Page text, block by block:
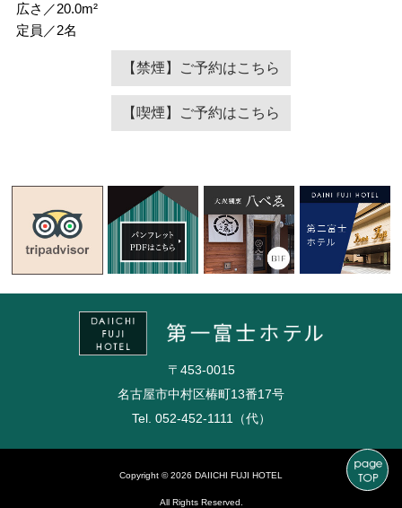
広さ／20.0m²
定員／2名
【禁煙】ご予約はこちら
【喫煙】ご予約はこちら
〒453-0015
名古屋市中村区椿町13番17号
Tel. 052-452-1111（代）
Copyright © 2026 DAIICHI FUJI HOTEL
All Rights Reserved.